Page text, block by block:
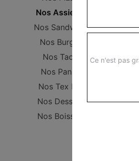
Nos Assiettes
Nos Sandwichs
Nos Burgers
Nos Tacos
Nos Paninis
Nos Tex Mex
Nos Desserts
Nos Boissons
Ce n'est pas